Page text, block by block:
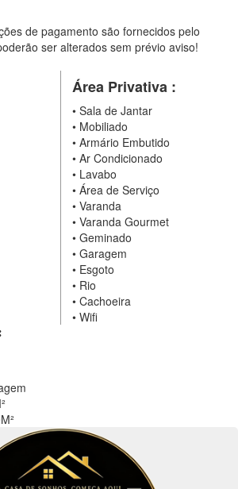
de pagamento são fornecidos pelo
ser alterados sem prévio aviso!
Área Privativa :
•Sala de Jantar
•Mobiliado
•Armário Embutido
•Ar Condicionado
•Lavabo
•Área de Serviço
•Varanda
•Varanda Gourmet
•Geminado
•Garagem
•Esgoto
•Rio
•Cachoeira
•Wifi